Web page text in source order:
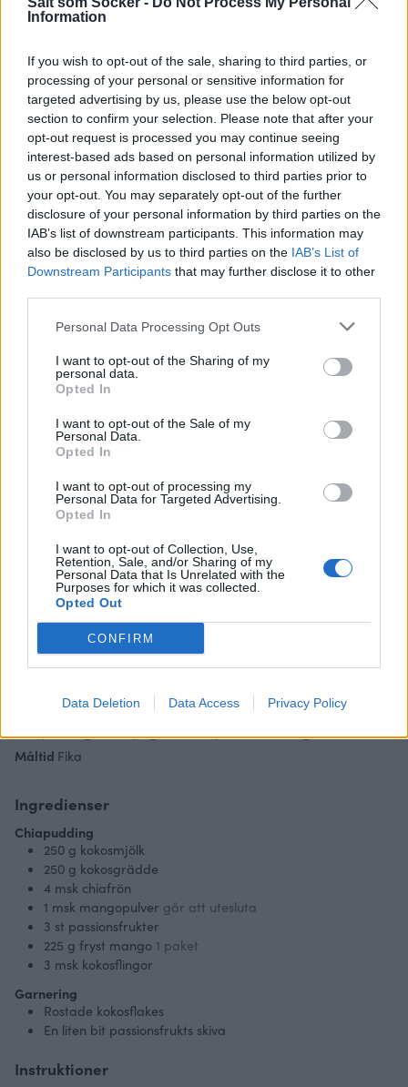
Information
If you wish to opt-out of the sale, sharing to third parties, or
processing of your personal or sensitive information for
targeted advertising by us, please use the below opt-out
section to confirm your selection. Please note that after your
opt-out request is processed you may continue seeing
interest-based ads based on personal information utilized by
us or personal information disclosed to third parties prior to
your opt-out. You may separately opt-out of the further
disclosure of your personal information by third parties on the
IAB’s list of downstream participants. This information may
also be disclosed by us to third parties on the IAB’s List of
Downstream Participants that may further disclose it to other
Personal Data Processing Opt Outs
I want to opt-out of the Sharing of my
personal data.
Opted In
I want to opt-out of the Sale of my
Personal Data.
Opted In
I want to opt-out of processing my
Personal Data for Targeted Advertising.
Opted In
I want to opt-out of Collection, Use,
Retention, Sale, and/or Sharing of my
Personal Data that Is Unrelated with the
Purposes for which it was collected.
Opted Out
CONFIRM
Data Deletion Data Access Privacy Policy
Mangopulver finns i välsorterade hälsokostbutiker, men
Tropisk chiapudding med mango
& passion
Chiapudding med syrlig smak av passion & mango.
Måltid Fika
Ingredienser
Chiapudding
250 g kokosmjölk
250 g kokosgrädde
4 msk chiafrön
1 msk mangopulver går att utesluta
3 st passionsfrukter
225 g fryst mango 1 paket
3 msk kokosflingor
Garnering
Rostade kokosflakes
En liten bit passionsfrukts skiva
Instruktioner